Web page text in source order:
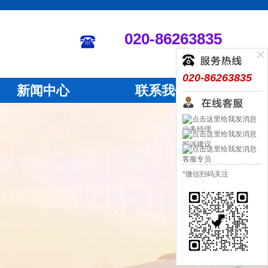
020-86263835
业务经理
投诉建议
客服专员
*微信扫码关注
020-86263835
新闻中心 联系我们